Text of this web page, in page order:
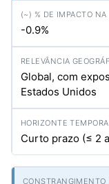
-0.9%
Global, com
Estados Unidos
Curto prazo (≤ 2